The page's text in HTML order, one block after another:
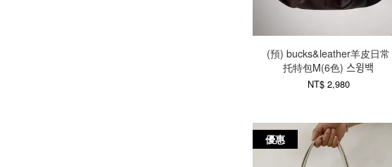
(預) bucks&leather羊皮日常
托特包M(6色) 스윙백
NT$ 2,980
優惠